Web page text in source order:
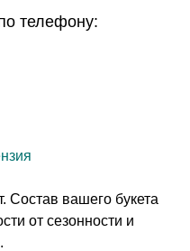
телефону:
вашего букета
от сезонности и